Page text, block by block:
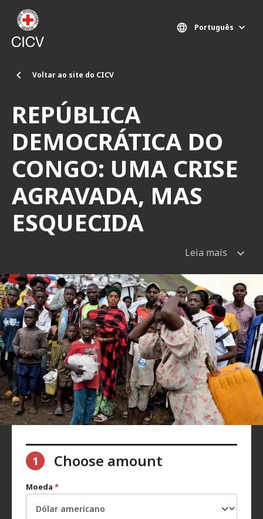
Passar para o conteúdo principal
Voltar ao site do CICV
Português
REPÚBLICA
DEMOCRÁTICA DO
CONGO: UMA CRISE
AGRAVADA, MAS
ESQUECIDA
Leia mais
1 Choose amount
Moeda *